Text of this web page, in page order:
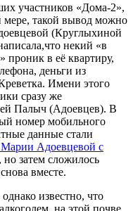
участников «Дома-2»,
мере, такой вывод можно
(Круглыхиной
некий «в
проник в её квартиру,
деньги из
Имени этого
сразу же
Палыч (Адоевцев). В
номер мобильного
данные стали
Марии Адоевцевой с
затем сложилось
вместе.
известно, что
на этой почве